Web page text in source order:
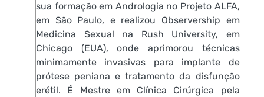
sua formação em Andrologia no Projeto ALFA,
em São Paulo, e realizou Observership em
Medicina Sexual na Rush University, em
Chicago (EUA), onde aprimorou técnicas
minimamente invasivas para implante de
prótese peniana e tratamento da disfunção
erétil. É Mestre em Clínica Cirúrgica pela